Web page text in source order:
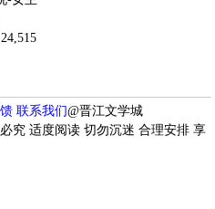
联系我们@晋江文学城
究 适度阅读 切勿沉迷 合理安排 享